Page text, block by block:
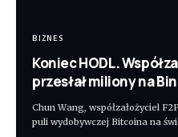
BIZNES
Koniec HODL.
przesłał miliony na
Chun Wang, współzałożyciel
puli wydobywczej Bitcoina na